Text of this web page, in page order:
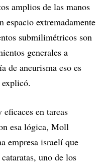
amplios de las manos
espacio extremadamente
submilimétricos son
generales a
de aneurisma eso es
en tareas
esa lógica, Moll
empresa israelí que
uno de los